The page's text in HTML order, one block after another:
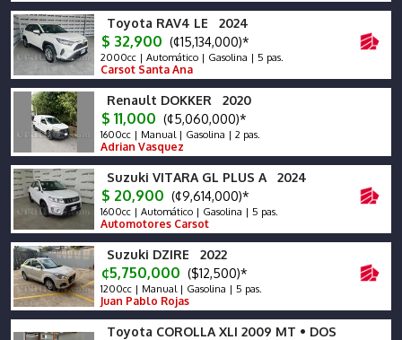
Toyota RAV4 LE 2024
$ 32,900 (¢15,134,000)*
2000cc | Automático | Gasolina | 5 pas.
Carsot Santa Ana
Renault DOKKER 2020
$ 11,000 (¢5,060,000)*
1600cc | Manual | Gasolina | 2 pas.
Adrian Vasquez
Suzuki VITARA GL PLUS A 2024
$ 20,900 (¢9,614,000)*
1600cc | Automático | Gasolina | 5 pas.
Automotores Carsot
Suzuki DZIRE 2022
¢5,750,000 ($12,500)*
1200cc | Manual | Gasolina | 5 pas.
Juan Pablo Rojas
Toyota COROLLA XLI 2009 MT • DOS